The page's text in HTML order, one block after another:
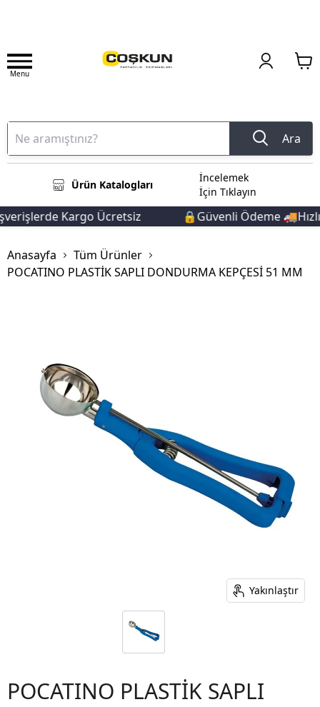
Menu
Ara
Ürün Katalogları
İncelemek
İçin Tıklayın
Kargo Ücretsiz 🔒Güvenli Ödeme
Anasayfa
Tüm Ürünler
POCATINO PLASTİK SAPLI DONDURMA KEPÇESİ 51 MM
Yakınlaştır
POCATINO PLASTİK SAPLI